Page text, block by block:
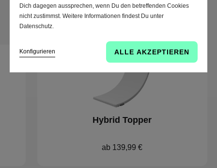
Hybrid Topper
ab 139,99 €
Dich dagegen aussprechen, wenn Du den betreffenden Cookies
nicht zustimmst. Weitere Informationen findest Du unter
Datenschutz.
Konfigurieren ALLE AKZEPTIEREN